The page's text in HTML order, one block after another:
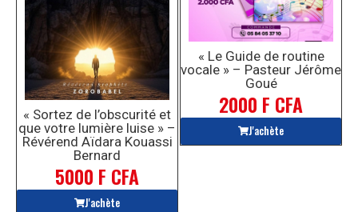
« Sortez de l’obscurité et
que votre lumière luise » –
Révérend Aïdara Kouassi
Bernard
5000 F CFA
J'achète
« Le Guide de routine
vocale » – Pasteur Jérôme
Goué
2000 F CFA
J'achète